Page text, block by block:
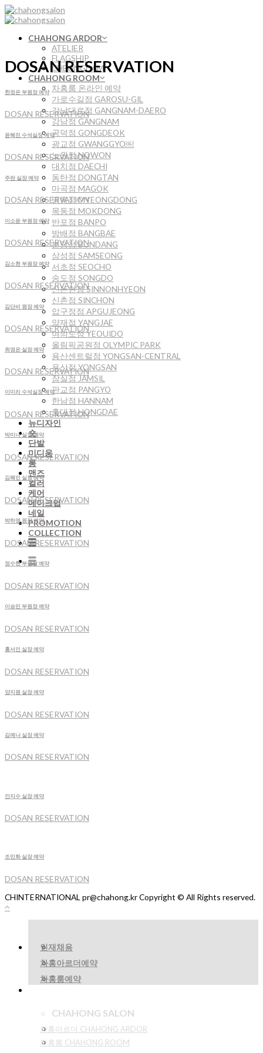
Skip
to
CHAHONG ARDOR
ATELIER
FLAGSHIP
CHEONGDAM
CHAHONG ROOM
차홍룸 온라인 예약
가로수길점 GAROSU-GIL
강남대로점 GANGNAM-DAERO
강남점 GANGNAM
공덕점 GONGDEOK
광교점 GWANGGYO￼
노원점 NOWON
대치점 DAECHI
동탄점 DONGTAN
마곡점 MAGOK
명동점 MYEONGDONG
목동점 MOKDONG
반포점 BANPO
방배점 BANGBAE
분당점 BUNDANG
삼성점 SAMSEONG
서초점 SEOCHO
송도점 SONGDO
신논현점 SINNONHYEON
신촌점 SINCHON
압구정점 APGUJEONG
양재점 YANGJAE
여의도점 YEOUIDO
올림픽공원점 OLYMPIC PARK
용산센트럴점 YONGSAN-CENTRAL
용산점 YONGSAN
잠실점 JAMSIL
판교점 PANGYO
한남점 HANNAM
홍대점 HONGDAE
뉴디자인
숏
단발
미디움
롱
맨즈
컬러
케어
메이크업
네일
PROMOTION
COLLECTION
DOSAN RESERVATION
한정은 부원장 예약
DOSAN RESERVATION
윤혜진 수석실장 예약
DOSAN RESERVATION
주란 실장 예약
DOSAN RESERVATION
이소윤 부원장 예약
DOSAN RESERVATION
김소현 부원장 예약
DOSAN RESERVATION
김단비 원장 예약
DOSAN RESERVATION
최영은 실장 예약
DOSAN RESERVATION
이미리 수석실장 예약
DOSAN RESERVATION
박미나 실장 예약
DOSAN RESERVATION
김혜민 실장 예약
DOSAN RESERVATION
박하영 원장 예약
DOSAN RESERVATION
정수현 부원장 예약
DOSAN RESERVATION
이승민 부원장 예약
DOSAN RESERVATION
홍서인 실장 예약
DOSAN RESERVATION
양지원 실장 예약
DOSAN RESERVATION
김예나 실장 예약
DOSAN RESERVATION
안지수 실장 예약
DOSAN RESERVATION
조민화 실장 예약
DOSAN RESERVATION
CHINTERNATIONAL pr@chahong.kr Copyright © All Rights reserved.
인재채용
차홍아르더예약
차홍룸예약
CHAHONG SALON
차홍아르더 CHAHONG ARDOR
차홍룸 CHAHONG ROOM